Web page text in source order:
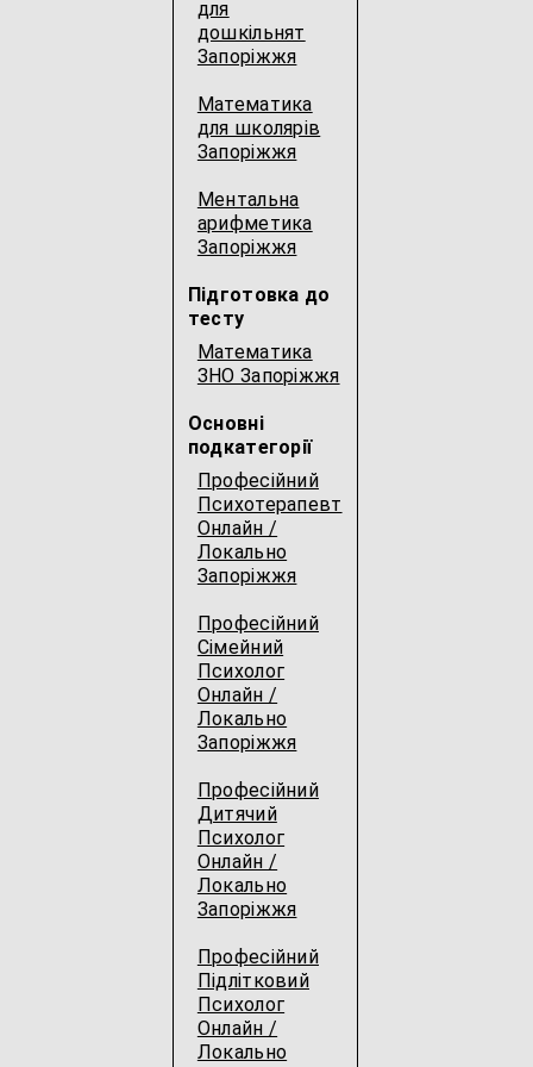
для
дошкільнят
Запоріжжя
Математика
для школярів
Запоріжжя
Ментальна
арифметика
Запоріжжя
Підготовка до
тесту
Математика
ЗНО Запоріжжя
Основні
подкатегорії
Професійний
Психотерапевт
Онлайн /
Локально
Запоріжжя
Професійний
Сімейний
Психолог
Онлайн /
Локально
Запоріжжя
Професійний
Дитячий
Психолог
Онлайн /
Локально
Запоріжжя
Професійний
Підлітковий
Психолог
Онлайн /
Локально